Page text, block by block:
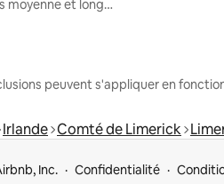
Locations moyenne et longue durée
peuvent s'appliquer en
Irlande Comté de Limerick
Inc. Confidentialité